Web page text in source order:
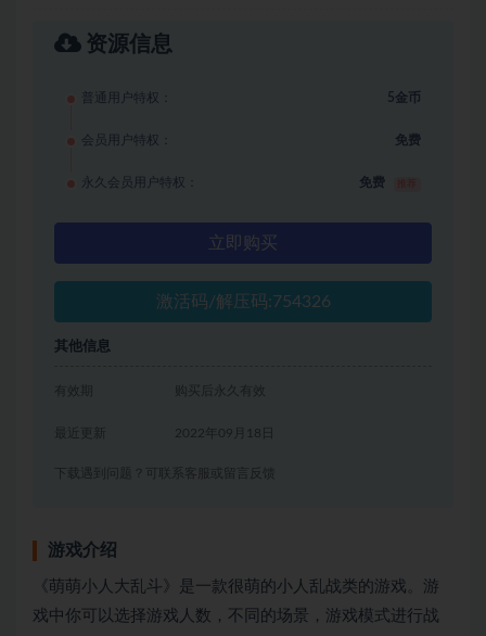
资源信息
普通用户特权： 5金币
会员用户特权： 免费
永久会员用户特权： 免费
立即购买
激活码/解压码:754326
其他信息
有效期 购买后永久有效
2022年09月18日
下载遇到问题？可联系客服或留言反馈
游戏介绍
《萌萌小人大乱斗》是一款很萌的小人乱战类的游戏。游
戏中你可以选择游戏人数，不同的场景，游戏模式进行战